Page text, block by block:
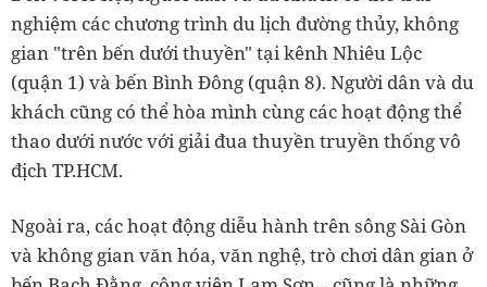
nghiệm các chương trình du lịch đường thủy, không
gian "trên bến dưới thuyền" tại kênh Nhiêu Lộc
(quận 1) và bến Bình Đông (quận 8). Người dân và du
khách cũng có thể hòa mình cùng các hoạt động thể
thao dưới nước với giải đua thuyền truyền thống vô
địch TP.HCM.
Ngoài ra, các hoạt động diễu hành trên sông Sài Gòn
và không gian văn hóa, văn nghệ, trò chơi dân gian ở